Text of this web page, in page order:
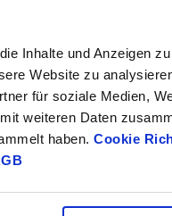
Inhalte und Anzeigen
Website zu
für soziale Medien,
weiteren Daten
haben. Cookie
K 70
K 70
K